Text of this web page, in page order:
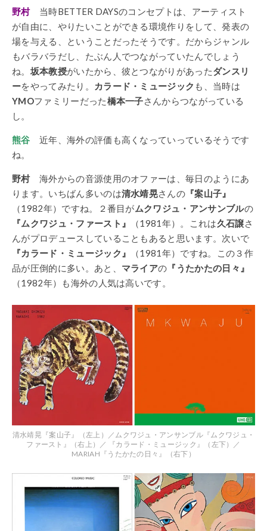
野村当時BETTER DAYSのコンセプトは、アーティスト
が自由に、やりたいことができる環境作りをして、発表の
場を与える、ということだったそうです。だからジャンル
もバラバラだし、たぶん人でつながっていたんでしょう
ね。坂本教授がいたから、彼とつながりがあったダンスリ
ーをやってみたり。 カラード・ミュージック も、当時は
YMOファミリーだった橋本一子さんからつながっている
し。
熊谷 近年、海外の評価も高くなっていっているそうです
ね。
野村海外からの音源使用のオファーは、毎日のようにあ
ります。いちばん多いのは清水靖晃さんの 『案山子』
（1982年）ですね。２番目がムクワジュ・アンサンブルの
『ムクワジュ・ファースト』
（1981年）。これは久石譲さ
んがプロデュースしていることもあると思います。次いで
『カラード・ミュージック』
（1981年）ですね。この３作
品が圧倒的に多い。あと、 マライアの 『うたかたの日々』
（1982年）も海外の人気は高いです。
清水靖晃『案山子』（左上）／ムクワジュ・アンサンブル『ムクワジュ・
ファースト』（右上）／ 『カラード・ミュージック』（左下）／
MARIAH『うたかたの日々』（右下）